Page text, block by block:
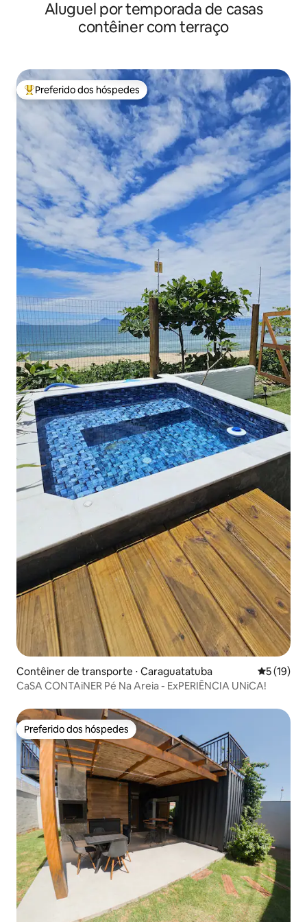
Aluguel por temporada de casas
contêiner com terraço
Entre os melhores preferidos dos hóspedes
Preferido dos hóspedes
Contêiner de transporte ⋅ Caraguatatuba 5 de uma
5 (19)
CaSA CONTAiNER Pé Na Areia - ExPERIÊNCIA UNiCA!
Preferido dos hóspedes
Preferido dos hóspedes